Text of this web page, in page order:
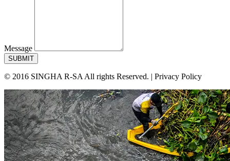
Message
SUBMIT
© 2016 SINGHA R-SA All rights Reserved. | Privacy Policy